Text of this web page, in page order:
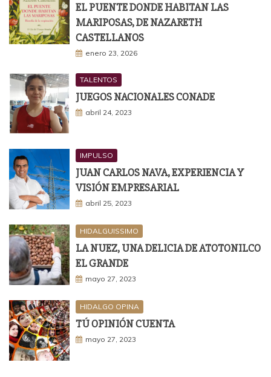
EL PUENTE DONDE HABITAN LAS
MARIPOSAS, DE NAZARETH
CASTELLANOS
enero 23, 2026
TALENTOS
JUEGOS NACIONALES CONADE
abril 24, 2023
IMPULSO
JUAN CARLOS NAVA, EXPERIENCIA Y
VISIÓN EMPRESARIAL
abril 25, 2023
HIDALGUISSIMO
LA NUEZ, UNA DELICIA DE ATOTONILCO
EL GRANDE
mayo 27, 2023
HIDALGO OPINA
TÚ OPINIÓN CUENTA
mayo 27, 2023